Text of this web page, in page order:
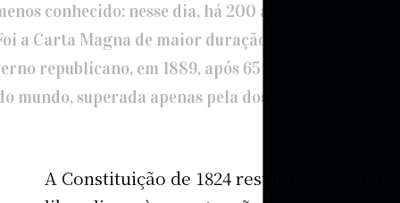
conhecido: nesse dia, há 200 anos, D. Pedro I
Carta Magna de maior duração até hoje, das sete
republicano, em 1889, após 65 anos, era a segunda
superada apenas pela dos Estados Unidos.
A Constituição de 1824 resultou da